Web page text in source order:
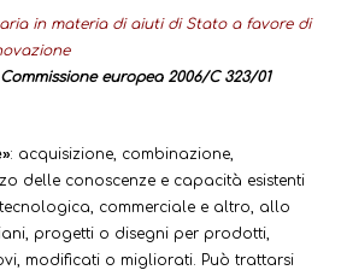
in materia di aiuti di Stato a favore di
europea 2006/C 323/01
: acquisizione, combinazione,
delle conoscenze e capacità esistenti
commerciale e altro, allo
progetti o disegni per prodotti,
modificati o migliorati. Può trattarsi